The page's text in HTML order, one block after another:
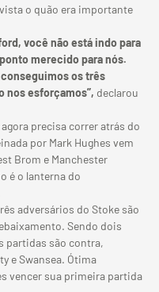
o quão era importante
você não está indo para
merecido para nós.
os três
nos esforçamos”, declarou
precisa correr atrás do
por Mark Hughes vem
Brom e Manchester
é o lanterna do
adversários do Stoke são
Sendo dois
partidas são contra,
e Swansea. Ótima
vencer sua primeira partida